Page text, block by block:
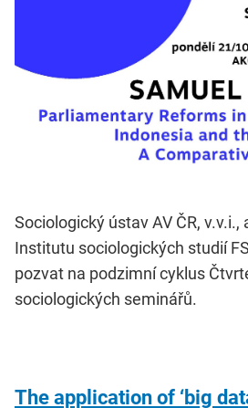
Sociologický ústav AV ČR,
Institutu sociologických studií
pozvat na podzimní cyklus
sociologických seminářů.
The application of ‘big